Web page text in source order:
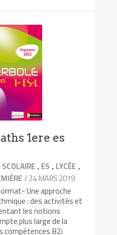
1ere es
, ES , LYCÉE ,
/ 24 MARS 2019
Une approche
: des activités et
les notions
plus large de la
compétences B2i